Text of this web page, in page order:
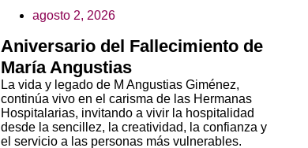
agosto 2, 2026
Aniversario del Fallecimiento de
María Angustias
La vida y legado de M Angustias Giménez,
continúa vivo en el carisma de las Hermanas
Hospitalarias, invitando a vivir la hospitalidad
desde la sencillez, la creatividad, la confianza y
el servicio a las personas más vulnerables.